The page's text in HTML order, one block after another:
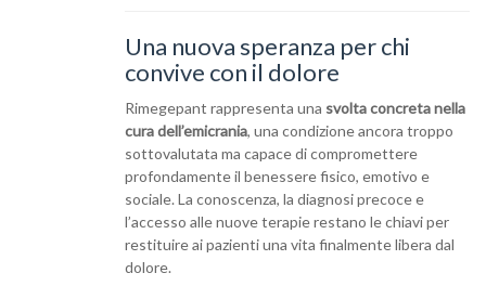
Una nuova speranza per chi
convive con il dolore
Rimegepant rappresenta una svolta concreta nella
cura dell’emicrania, una condizione ancora troppo
sottovalutata ma capace di compromettere
profondamente il benessere fisico, emotivo e
sociale. La conoscenza, la diagnosi precoce e
l’accesso alle nuove terapie restano le chiavi per
restituire ai pazienti una vita finalmente libera dal
dolore.